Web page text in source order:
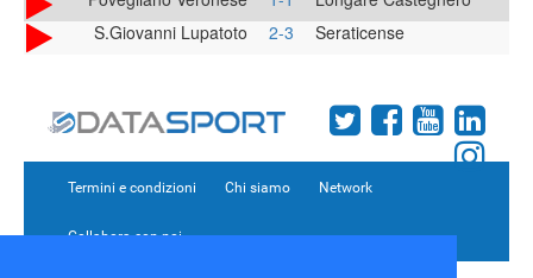
S.Giovanni Lupatoto
2-3 Seraticense
Termini e condizioni Chi siamo Network
Collabora con noi